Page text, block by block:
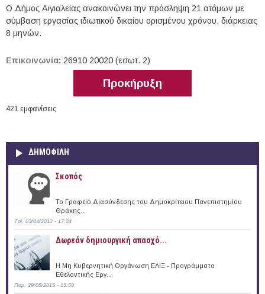
Ο Δήμος Αιγιαλείας ανακοινώνει την πρόσληψη 21 ατόμων με
σύμβαση εργασίας ιδιωτικού δικαίου ορισμένου χρόνου, διάρκειας
8 μηνών.
Επικοινωνία: 26910 20020 (εσωτ. 2)
Προκήρυξη
421 εμφανίσεις
ΔΗΜΟΦΙΛΗ
Σκοπός
Το Γραφείο Διασύνδεσης του Δημοκρίτειου Πανεπιστημίου
Θράκης...
Τρί, 03/04/2012 - 17:34
Δωρεάν δημιουργική απασχό...
Η Μη Κυβερνητική Οργάνωση ΕΛΙΞ - Προγράμματα
Εθελοντικής Εργ...
Παρ, 29/05/2015 - 13:59